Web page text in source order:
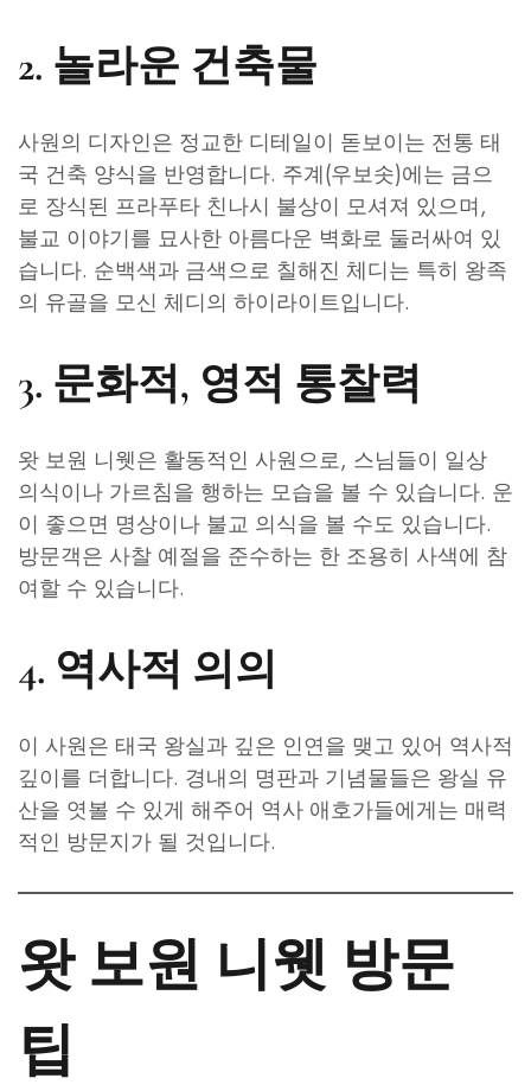
2. 놀라운 건축물
사원의 디자인은 정교한 디테일이 돋보이는 전통 태
국 건축 양식을 반영합니다. 주계(우보솟)에는 금으
로 장식된 프라푸타 친나시 불상이 모셔져 있으며,
불교 이야기를 묘사한 아름다운 벽화로 둘러싸여 있
습니다. 순백색과 금색으로 칠해진 체디는 특히 왕족
의 유골을 모신 체디의 하이라이트입니다.
3. 문화적, 영적 통찰력
왓 보원 니웻은 활동적인 사원으로, 스님들이 일상
의식이나 가르침을 행하는 모습을 볼 수 있습니다. 운
이 좋으면 명상이나 불교 의식을 볼 수도 있습니다.
방문객은 사찰 예절을 준수하는 한 조용히 사색에 참
여할 수 있습니다.
4. 역사적 의의
이 사원은 태국 왕실과 깊은 인연을 맺고 있어 역사적
깊이를 더합니다. 경내의 명판과 기념물들은 왕실 유
산을 엿볼 수 있게 해주어 역사 애호가들에게는 매력
적인 방문지가 될 것입니다.
왓 보원 니웻 방문
팁